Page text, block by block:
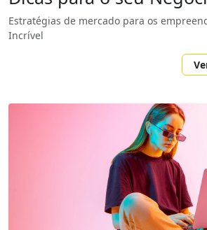
Estratégias de mercado para os
Incrível